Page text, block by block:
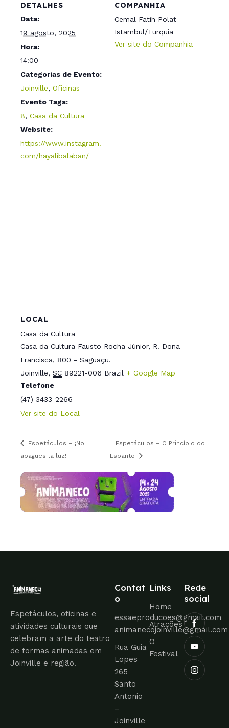
DETALHES
Data:
19 agosto, 2025
Hora:
14:00
Categorias de Evento:
Joinville, Oficinas
Evento Tags:
8, Casa da Cultura
Website:
https://www.instagram.
com/hayalibalaban/
COMPANHIA
Cemal Fatih Polat –
Istambul/Turquia
Ver site do Companhia
LOCAL
Casa da Cultura
Casa da Cultura Fausto Rocha Júnior, R. Dona
Francisca, 800 - Saguaçu.
Joinville, SC 89221-006 Brazil + Google Map
Telefone
(47) 3433-2266
Ver site do Local
Espetáculos – ¡No
apagues la luz!
Espetáculos – O Princípio do
Espanto
Espetáculos, oficinas e
atividades culturais que
celebram a arte do teatro
de formas animadas em
Joinville e região.
Contat
o
essaeproducoes@gmail.com
animanecojoinville@gmail.com
Rua Guia
Lopes
265
Santo
Antonio
–
Joinville
Links
Home
Atrações
O
Festival
Rede
social